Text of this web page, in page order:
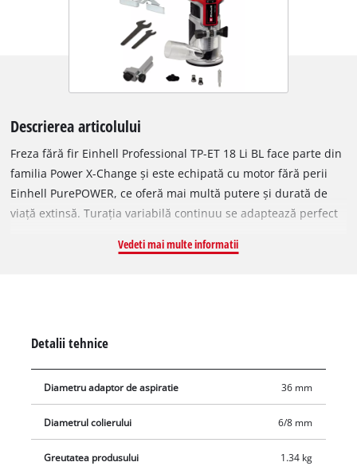
Descrierea articolului
Freza fără fir Einhell Professional TP-ET 18 Li BL face parte din
familia Power X-Change și este echipată cu motor fără perii
Einhell PurePOWER, ce oferă mai multă putere și durată de
viață extinsă. Turația variabilă continuu se adaptează perfect
construcția din aluminiu de calitate și accesoriul pentru
aspiratoare Einhell umed-uscat. Se livrează fără acumulator și
încărcător.
Vedeti mai multe informatii
Detalii tehnice
Diametru adaptor de aspiratie 36 mm
Diametrul colierului 6/8 mm
Greutatea produsului 1.34 kg